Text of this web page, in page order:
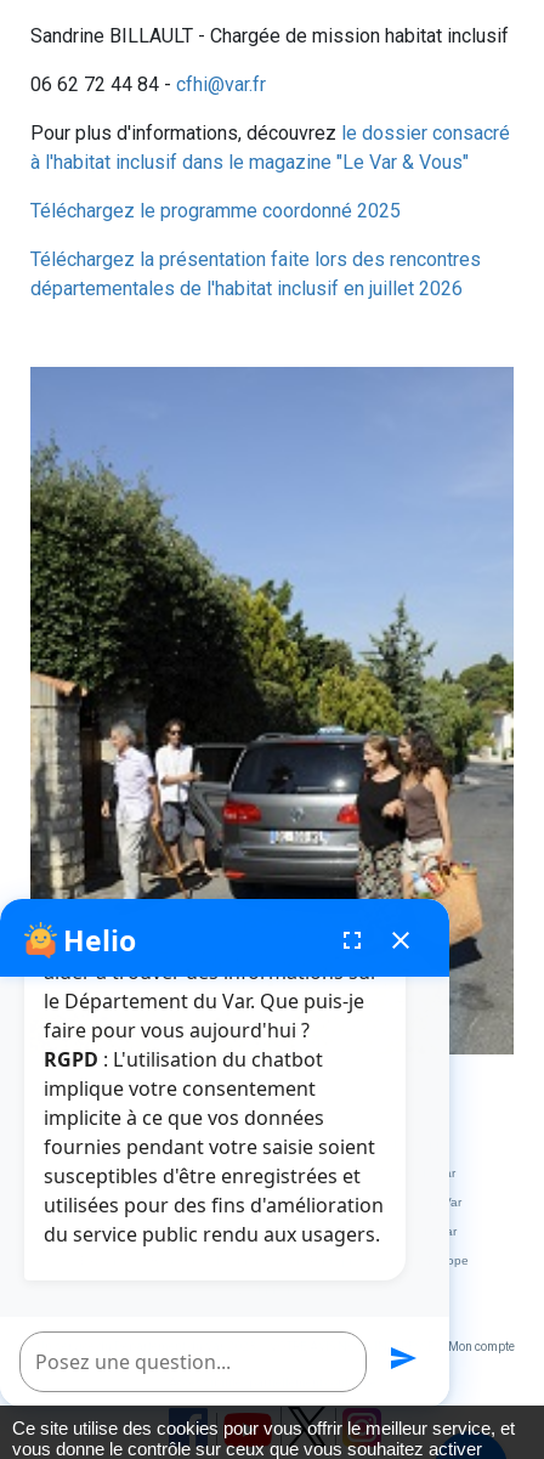
Sandrine BILLAULT - Chargée de mission habitat inclusif
06 62 72 44 84 - cfhi@var.fr
Pour plus d'informations, découvrez le dossier consacré
à l'habitat inclusif dans le magazine "Le Var & Vous"
Téléchargez le programme coordonné 2025
Téléchargez la présentation faite lors des rencontres
départementales de l'habitat inclusif en juillet 2026
Crédits et mentions légales Plan du site La médiathèque
L'abbaye de La Celle L'HDE Var Visitvar La MDPH du Var
Archives départementales du Var Muséum départemental du Var
Le site des collèges du Var Le site des marchés publics du Var
Service Europe
VOTRE AVIS NOUS INTERESSE Mon compte
Accessibilité : partiellement conforme
Helio fenêtre de chatbot
fullscreen close
Bonjour, je suis Helio. Je peux vous
aider à trouver des informations sur
le Département du Var. Que puis-je
faire pour vous aujourd'hui ?
RGPD : L'utilisation du chatbot
implique votre consentement
implicite à ce que vos données
fournies pendant votre saisie soient
susceptibles d'être enregistrées et
utilisées pour des fins d'amélioration
du service public rendu aux usagers.
Poser une question send
Ce site utilise des cookies pour vous offrir le meilleur service, et
vous donne le contrôle sur ceux que vous souhaitez activer